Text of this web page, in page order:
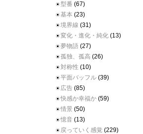
型番 (67)
基本 (23)
境界線 (31)
変化・進化・純化 (13)
夢物語 (27)
孤独、孤高 (26)
対称性 (10)
平面バッフル (39)
広告 (85)
快感か幸福か (59)
情景 (50)
憶音 (13)
戻っていく感覚 (229)